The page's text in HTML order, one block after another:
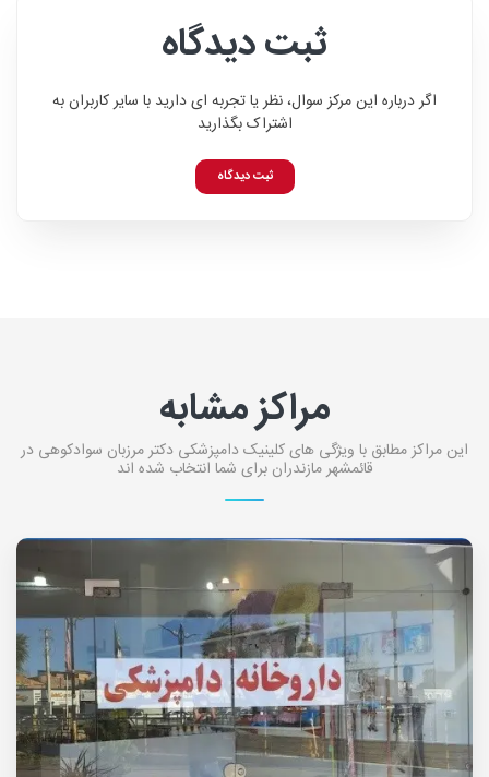
ثبت دیدگاه
اگر درباره این مرکز سوال، نظر یا تجربه ای دارید با سایر کاربران به
اشتراک بگذارید
ثبت دیدگاه
مراکز مشابه
این مراکز مطابق با ویژگی های کلینیک دامپزشکی دکتر مرزبان سوادکوهی در
قائمشهر مازندران برای شما انتخاب شده اند